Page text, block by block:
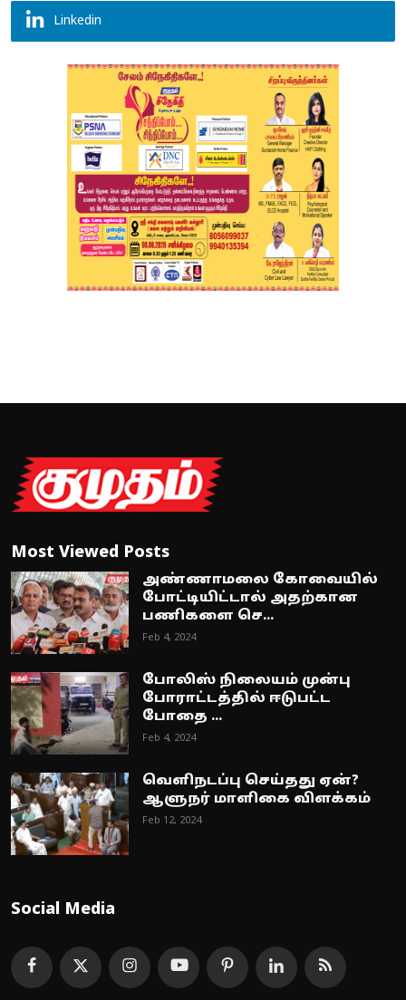
Linkedin
Most Viewed Posts
அண்ணாமலை கோவையில்
போட்டியிட்டால் அதற்கான
பணிகளை செ...
Feb 4, 2024
போலிஸ் நிலையம் முன்பு
போராட்டத்தில் ஈடுபட்ட
போதை ...
Feb 4, 2024
வெளிநடப்பு செய்தது ஏன்?
ஆளுநர் மாளிகை விளக்கம்
Feb 12, 2024
Social Media